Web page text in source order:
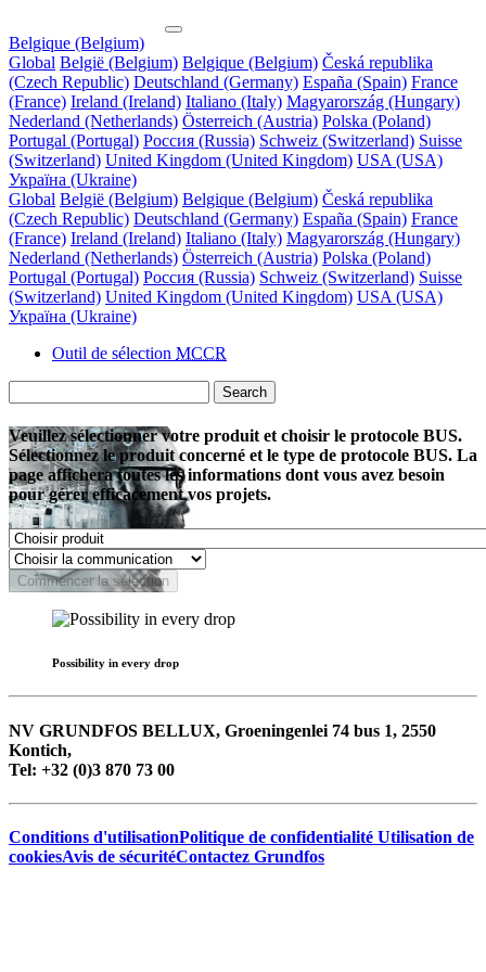
Belgique (Belgium)
Global België (Belgium) Belgique (Belgium) Česká republika
(Czech Republic) Deutschland (Germany) España (Spain) France
(France) Ireland (Ireland) Italiano (Italy) Magyarország (Hungary)
Nederland (Netherlands) Österreich (Austria) Polska (Poland)
Portugal (Portugal) Россия (Russia) Schweiz (Switzerland) Suisse
(Switzerland) United Kingdom (United Kingdom) USA (USA)
Україна (Ukraine)
Global België (Belgium) Belgique (Belgium) Česká republika
(Czech Republic) Deutschland (Germany) España (Spain) France
(France) Ireland (Ireland) Italiano (Italy) Magyarország (Hungary)
Nederland (Netherlands) Österreich (Austria) Polska (Poland)
Portugal (Portugal) Россия (Russia) Schweiz (Switzerland) Suisse
(Switzerland) United Kingdom (United Kingdom) USA (USA)
Україна (Ukraine)
Outil de sélection MCCR
Search
Veuillez sélectionner votre produit et choisir le protocole BUS.
Sélectionnez le produit concerné et le type de protocole BUS. La
page affichera toutes les informations dont vous avez besoin
pour gérer efficacement vos projets.
Commencer la sélection
Possibility in every drop
NV GRUNDFOS BELLUX, Groeningenlei 74 bus 1, 2550
Kontich,
Tel: +32 (0)3 870 73 00
Conditions d'utilisationPolitique de confidentialité Utilisation de
cookiesAvis de sécuritéContactez Grundfos